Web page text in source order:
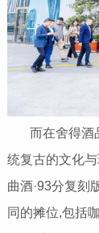
而在舍得酒
统复古的文化
曲酒·93分复刻
同的摊位,包括